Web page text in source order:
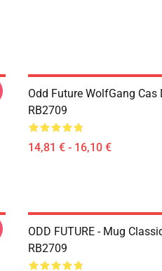
Odd Future WolfGang Cas
RB2709
14,81 € - 16,10 €
ODD FUTURE - Mug
RB2709